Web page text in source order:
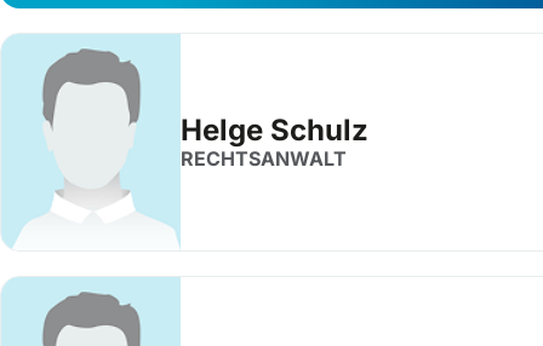
Helge Schulz
RECHTSANWALT